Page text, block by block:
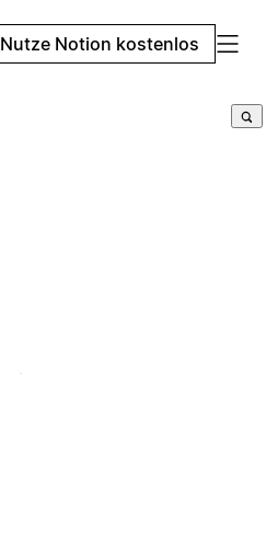
Nutze Notion kostenlos